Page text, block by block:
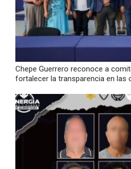
Chepe Guerrero reconoce a
fortalecer la transparencia en las